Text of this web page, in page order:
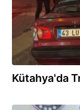
Kütahya'da